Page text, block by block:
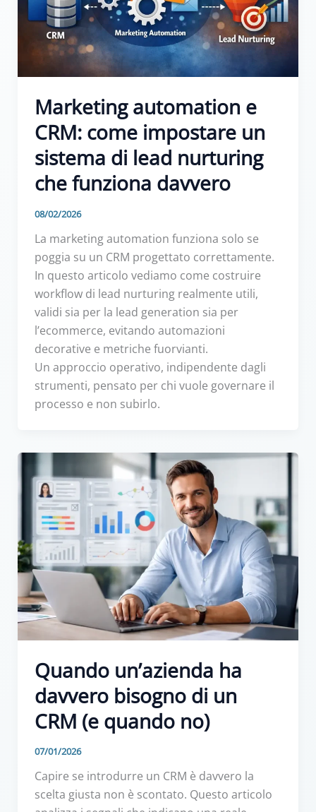
Marketing automation e
CRM: come impostare un
sistema di lead nurturing
che funziona davvero
08/02/2026
La marketing automation funziona solo se
poggia su un CRM progettato correttamente.
In questo articolo vediamo come costruire
workflow di lead nurturing realmente utili,
validi sia per la lead generation sia per
l’ecommerce, evitando automazioni
decorative e metriche fuorvianti.
Un approccio operativo, indipendente dagli
strumenti, pensato per chi vuole governare il
processo e non subirlo.
Quando un’azienda ha
davvero bisogno di un
CRM (e quando no)
07/01/2026
Capire se introdurre un CRM è davvero la
scelta giusta non è scontato. Questo articolo